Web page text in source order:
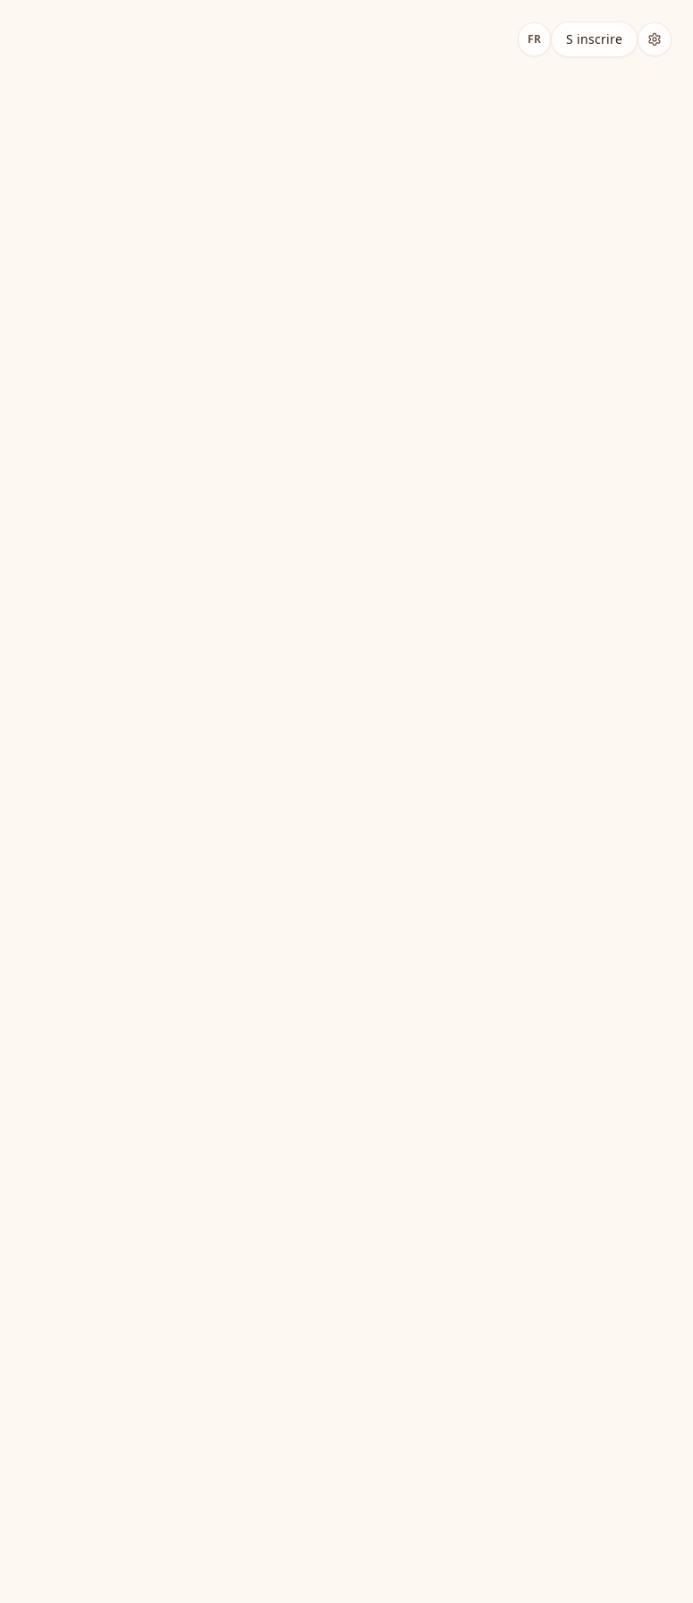
FR S inscrire